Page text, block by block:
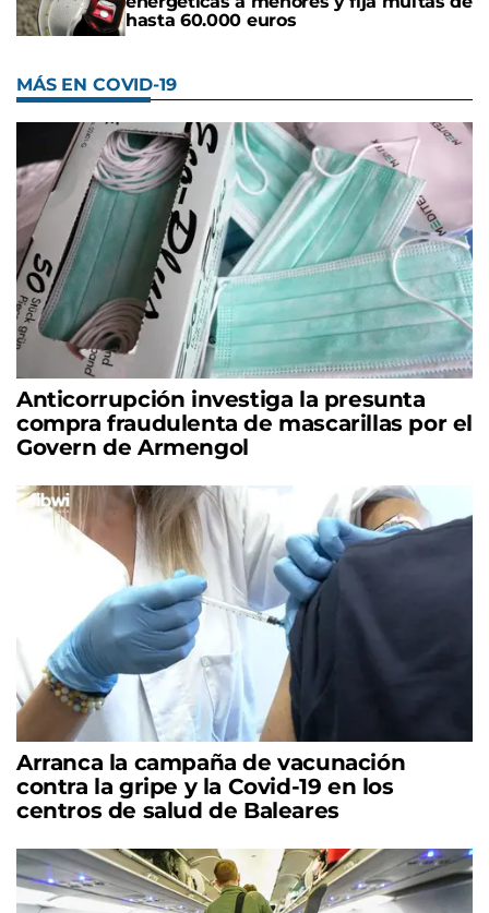
hasta 60.000 euros
MÁS EN COVID-19
Anticorrupción investiga la presunta
compra fraudulenta de mascarillas por el
Govern de Armengol
Arranca la campaña de vacunación
contra la gripe y la Covid-19 en los
centros de salud de Baleares